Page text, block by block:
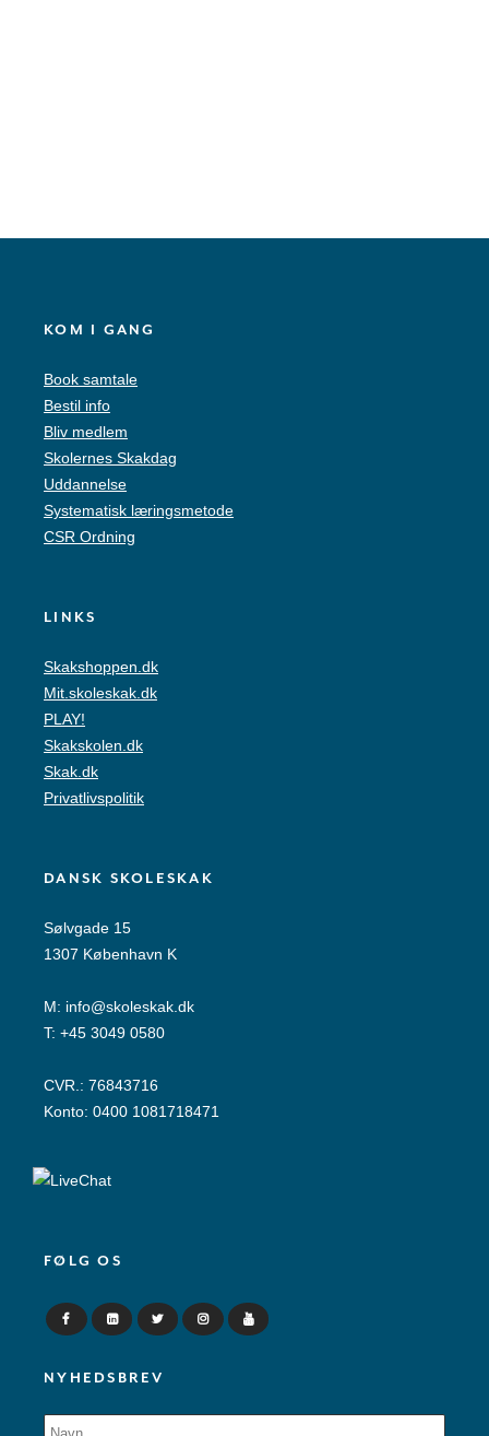
KOM I GANG
Book samtale
Bestil info
Bliv medlem
Skolernes Skakdag
Uddannelse
Systematisk læringsmetode
CSR Ordning
LINKS
Skakshoppen.dk
Mit.skoleskak.dk
PLAY!
Skakskolen.dk
Skak.dk
Privatlivspolitik
DANSK SKOLESKAK
Sølvgade 15
1307 København K
M: info@skoleskak.dk
T: +45 3049 0580
CVR.: 76843716
Konto: 0400 1081718471
FØLG OS
NYHEDSBREV